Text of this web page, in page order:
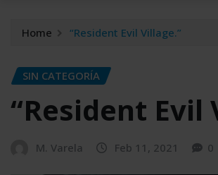
Home “Resident Evil Village.”
SIN CATEGORÍA
“Resident Evil
M. Varela Feb 11, 2021 0